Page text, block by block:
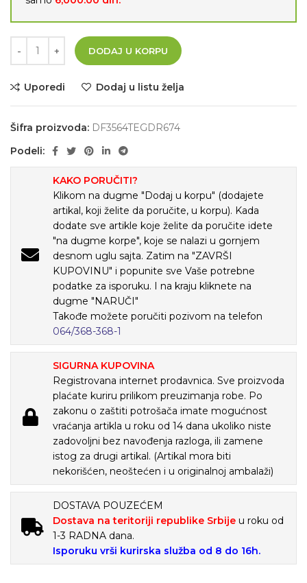
DODAJ U KORPU
Uporedi Dodaj u listu želja
Šifra proizvoda: DF3564TEGDR674
Podeli:
KAKO PORUČITI?
Klikom na dugme "Dodaj u korpu" (dodajete
artikal, koji želite da poručite, u korpu). Kada
dodate sve artikle koje želite da poručite idete
"na dugme korpe", koje se nalazi u gornjem
desnom uglu sajta. Zatim na "ZAVRŠI
KUPOVINU" i popunite sve Vaše potrebne
podatke za isporuku. I na kraju kliknete na
dugme "NARUČI"
Takođe možete poručiti pozivom na telefon
064/368-368-1
SIGURNA KUPOVINA
Registrovana internet prodavnica. Sve proizvoda
plaćate kuriru prilikom preuzimanja robe. Po
zakonu o zaštiti potrošača imate mogućnost
vraćanja artikla u roku od 14 dana ukoliko niste
zadovoljni bez navođenja razloga, ili zamene
istog za drugi artikal. (Artikal mora biti
nekorišćen, neoštećen i u originalnoj ambalaži)
DOSTAVA POUZEĆEM
Dostava na teritoriji republike Srbije u roku od
1-3 RADNA dana.
Isporuku vrši kurirska služba od 8 do 16h.